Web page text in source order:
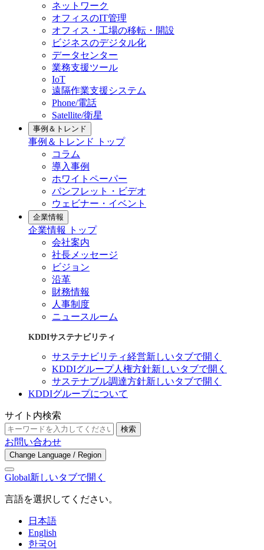
ネットワーク
オフィスのIT管理
オフィス・工場の移転・開設
ビジネスのデジタル化
データセンター
業務支援ツール
IoT
遠隔作業支援システム
Phone/電話
Satellite/衛星
事例＆トレンド
事例＆トレンド トップ
コラム
導入事例
ホワイトペーパー
パンフレット・ビデオ
ウェビナー・イベント
企業情報
企業情報 トップ
会社案内
社長メッセージ
ビジョン
沿革
財務情報
人事制度
ニュースルーム
KDDIサステナビリティ
サステナビリティ経営新しいタブで開く
KDDIグループ人権方針新しいタブで開く
サステナブル調達方針新しいタブで開く
KDDIグループについて
サイト内検索
検索
お問い合わせ
Change Language / Region
Global新しいタブで開く
言語を選択してください。
日本語
English
한국어